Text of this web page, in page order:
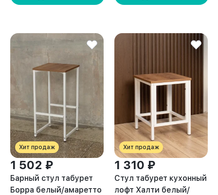
Хит продаж
1 502 ₽
Барный стул табурет
Борра белый/амаретто
Хит продаж
1 310 ₽
Стул табурет кухонный
лофт Халти белый/